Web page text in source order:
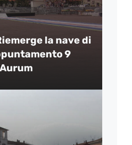
la nave di
9